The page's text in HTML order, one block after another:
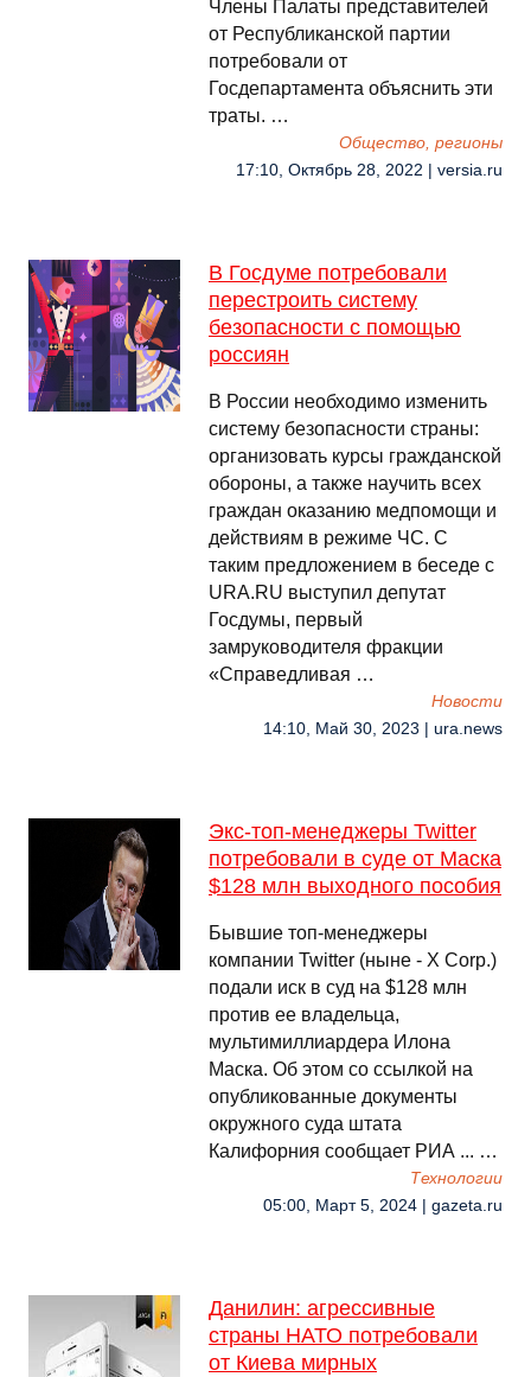
Члены Палаты представителей
от Республиканской партии
потребовали от
Госдепартамента объяснить эти
траты. …
Общество, регионы
17:10, Октябрь 28, 2022 | versia.ru
В Госдуме потребовали
перестроить систему
безопасности с помощью
россиян
В России необходимо изменить
систему безопасности страны:
организовать курсы гражданской
обороны, а также научить всех
граждан оказанию медпомощи и
действиям в режиме ЧС. С
таким предложением в беседе с
URA.RU выступил депутат
Госдумы, первый
замруководителя фракции
«Справедливая …
Новости
14:10, Май 30, 2023 | ura.news
Экс-топ-менеджеры Twitter
потребовали в суде от Маска
$128 млн выходного пособия
Бывшие топ-менеджеры
компании Twitter (ныне - X Corp.)
подали иск в суд на $128 млн
против ее владельца,
мультимиллиардера Илона
Маска. Об этом со ссылкой на
опубликованные документы
окружного суда штата
Калифорния сообщает РИА ... …
Технологии
05:00, Март 5, 2024 | gazeta.ru
Данилин: агрессивные
страны НАТО потребовали
от Киева мирных